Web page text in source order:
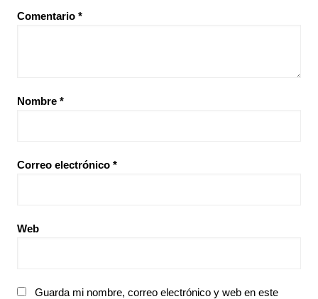
Comentario *
Nombre *
Correo electrónico *
Web
Guarda mi nombre, correo electrónico y web en este